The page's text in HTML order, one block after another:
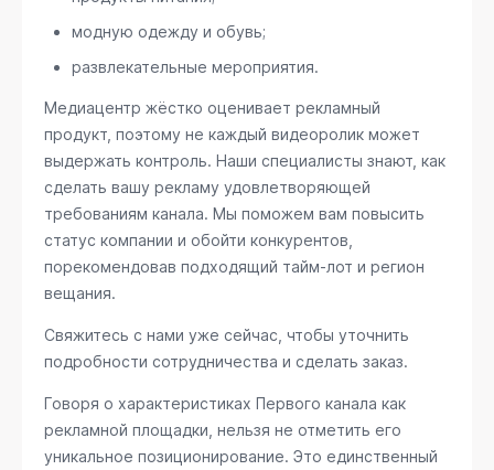
модную одежду и обувь;
развлекательные мероприятия.
Медиацентр жёстко оценивает рекламный
продукт, поэтому не каждый видеоролик может
выдержать контроль. Наши специалисты знают, как
сделать вашу рекламу удовлетворяющей
требованиям канала. Мы поможем вам повысить
статус компании и обойти конкурентов,
порекомендовав подходящий тайм-лот и регион
вещания.
Свяжитесь с нами уже сейчас, чтобы уточнить
подробности сотрудничества и сделать заказ.
Говоря о характеристиках Первого канала как
рекламной площадки, нельзя не отметить его
уникальное позиционирование. Это единственный